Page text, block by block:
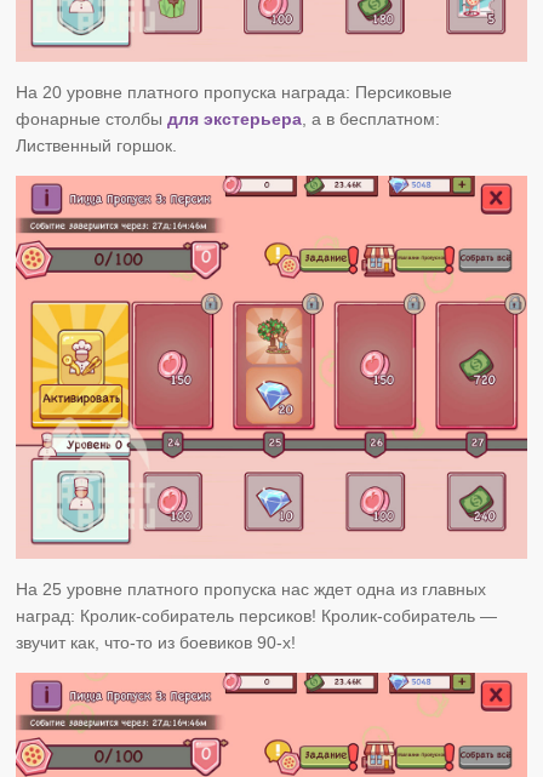
На 20 уровне платного пропуска награда: Персиковые
фонарные столбыдля экстерьера , а в бесплатном:
Лиственный горшок.
На 25 уровне платного пропуска нас ждет одна из главных
наград: Кролик-собиратель персиков! Кролик-собиратель —
звучит как, что-то из боевиков 90-х!